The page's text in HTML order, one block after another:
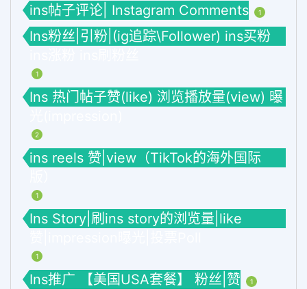
ins帖子评论| Instagram Comments 1
Ins粉丝|引粉|(ig追踪\Follower) ins买粉
1
Ins 热门帖子赞(like) 浏览播放量(view) 曝
2
ins reels 赞|view（TikTok的海外国际
1
Ins Story|刷ins story的浏览量|like
1
Ins推广 【美国USA套餐】 粉丝|赞 1